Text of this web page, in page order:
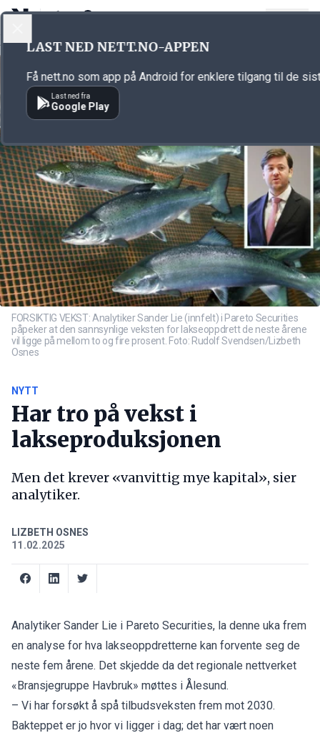
Annonsørinnhold
FORSIKTIG VEKST: Analytiker Sander Lie (innfelt) i Pareto Securities
påpeker at den sannsynlige veksten for lakseoppdrett de neste årene
vil ligge på mellom to og fire prosent. Foto: Rudolf Svendsen/Lizbeth
Osnes
NYTT
Har tro på vekst i
lakseproduksjonen
Men det krever «vanvittig mye kapital», sier
analytiker.
LIZBETH OSNES
11.02.2025
Analytiker Sander Lie i Pareto Securities, la denne uka frem
en analyse for hva lakseoppdretterne kan forvente seg de
neste fem årene. Det skjedde da det regionale nettverket
«Bransjegruppe Havbruk» møttes i Ålesund.
– Vi har forsøkt å spå tilbudsveksten frem mot 2030.
Bakteppet er jo hvor vi ligger i dag; det har vært noen
LAST NED NETT.NO-APPEN
Få nett.no som app på Android for enklere tilgang til de
Last ned fra
Google Play